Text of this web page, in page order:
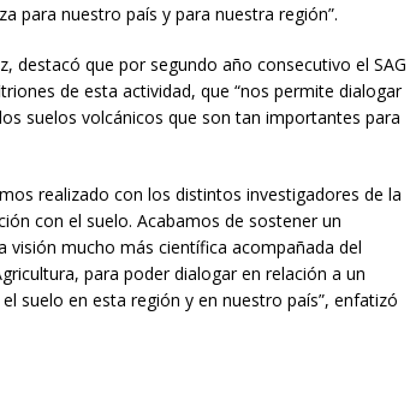
para nuestro país y para nuestra región”.
destacó que por segundo año consecutivo el SAG
de esta actividad, que “nos permite dialogar
suelos volcánicos que son tan importantes para
realizado con los distintos investigadores de la
con el suelo. Acabamos de sostener un
mucho más científica acompañada del
para poder dialogar en relación a un
suelo en esta región y en nuestro país”, enfatizó